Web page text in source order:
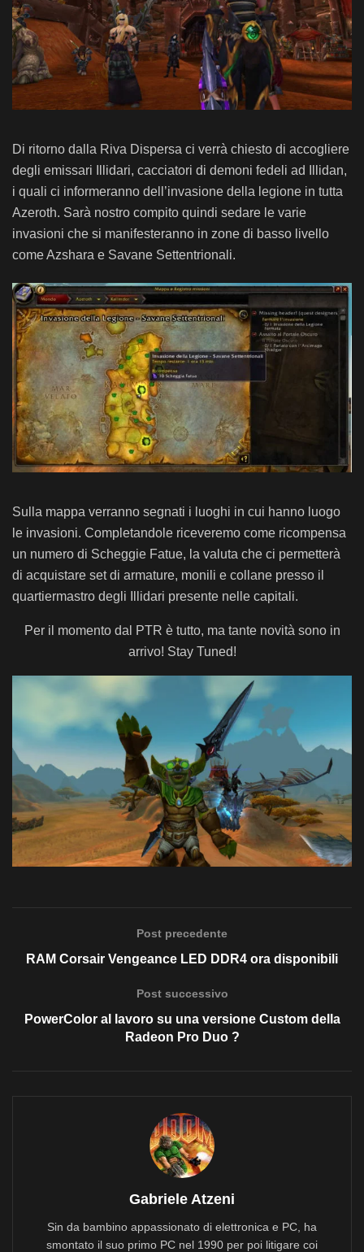
Di ritorno dalla Riva Dispersa ci verrà chiesto di accogliere
degli emissari Illidari, cacciatori di demoni fedeli ad Illidan,
i quali ci informeranno dell’invasione della legione in tutta
Azeroth. Sarà nostro compito quindi sedare le varie
invasioni che si manifesteranno in zone di basso livello
come Azshara e Savane Settentrionali.
Sulla mappa verranno segnati i luoghi in cui hanno luogo
le invasioni. Completandole riceveremo come ricompensa
un numero di Scheggie Fatue, la valuta che ci permetterà
di acquistare set di armature, monili e collane presso il
quartiermastro degli Illidari presente nelle capitali.
Per il momento dal PTR è tutto, ma tante novità sono in
arrivo! Stay Tuned!
Post precedente
RAM Corsair Vengeance LED DDR4 ora disponibili
Post successivo
PowerColor al lavoro su una versione Custom della
Radeon Pro Duo ?
Gabriele Atzeni
Sin da bambino appassionato di elettronica e PC, ha
smontato il suo primo PC nel 1990 per poi litigare coi